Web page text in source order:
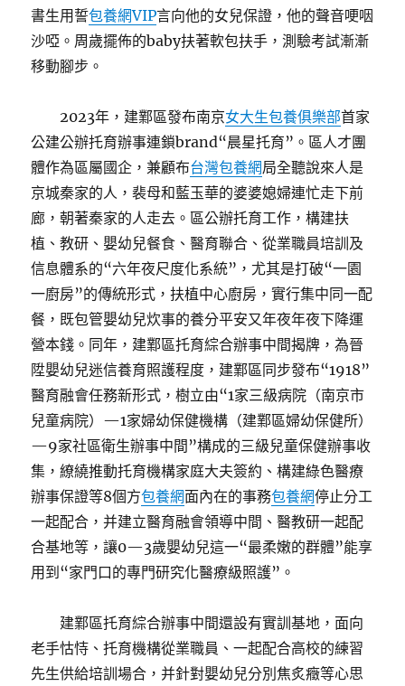
書生用誓包養網VIP言向他的女兒保證，他的聲音哽咽
沙啞。周歲擺佈的baby扶著軟包扶手，測驗考試漸漸
移動腳步。
2023年，建鄴區發布南京女大生包養俱樂部首家
公建公辦托育辦事連鎖brand“晨星托育”。區人才團
體作為區屬國企，兼顧布台灣包養網局全聽說來人是
京城秦家的人，裴母和藍玉華的婆婆媳婦連忙走下前
廊，朝著秦家的人走去。區公辦托育工作，構建扶
植、教研、嬰幼兒餐食、醫育聯合、從業職員培訓及
信息體系的“六年夜尺度化系統”，尤其是打破“一園
一廚房”的傳統形式，扶植中心廚房，實行集中同一配
餐，既包管嬰幼兒炊事的養分平安又年夜年夜下降運
營本錢。同年，建鄴區托育綜合辦事中間揭牌，為晉
陞嬰幼兒迷信養育照護程度，建鄴區同步發布“1918”
醫育融會任務新形式，樹立由“1家三級病院（南京市
兒童病院）—1家婦幼保健機構（建鄴區婦幼保健所）
—9家社區衛生辦事中間”構成的三級兒童保健辦事收
集，繚繞推動托育機構家庭大夫簽約、構建綠色醫療
辦事保證等8個方包養網面內在的事務包養網停止分工
一起配合，并建立醫育融會領導中間、醫教研一起配
合基地等，讓0—3歲嬰幼兒這一“最柔嫩的群體”能享
用到“家門口的專門研究化醫療級照護”。
建鄴區托育綜合辦事中間還設有實訓基地，面向
老手怙恃、托育機構從業職員、一起配合高校的練習
先生供給培訓場合，并針對嬰幼兒分別焦炙癥等心思